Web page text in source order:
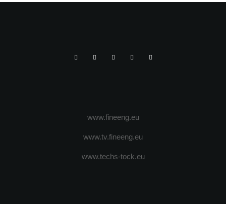
www.fineeng.eu
www.tv.fineeng.eu
www.techs-tock.eu